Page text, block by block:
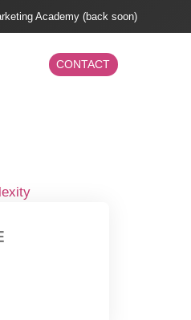
Academy (back soon)
CONTACT